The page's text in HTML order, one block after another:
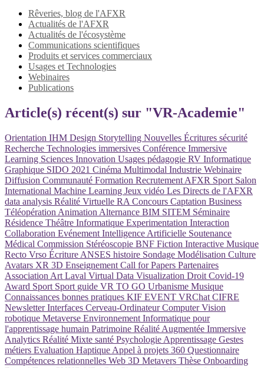
Rêveries, blog de l'AFXR
Actualités de l'AFXR
Actualités de l'écosystème
Communications scientifiques
Produits et services commerciaux
Usages et Technologies
Webinaires
Publications
Article(s) récent(s) sur "VR-Academie"
Orientation IHM Design Storytelling Nouvelles Écritures sécurité
Recherche Technologies immersives Conférence Immersive
Learning Sciences Innovation Usages pédagogie RV Informatique
Graphique SIDO 2021 Cinéma Multimodal Industrie Webinaire
Diffusion Communauté Formation Recrutement AFXR Sport Salon
International Machine Learning Jeux vidéo Les Directs de l'AFXR
data analysis Réalité Virtuelle RA Concours Captation Business
Téléopération Animation Alternance BIM SITEM Séminaire
Résidence Théâtre Informatique Experimentation Interaction
Collaboration Evénement Intelligence Artificielle Soutenance
Médical Commission Stéréoscopie BNF Fiction Interactive Musique
Recto Vrso Écriture ANSES histoire Sondage Modélisation Culture
Avatars XR 3D Enseignement Call for Papers Partenaires
Association Art Laval Virtual Data Visualization Droit Covid-19
Award Sport Sport guide VR TO GO Urbanisme Musique
Connaissances bonnes pratiques KIF EVENT VRChat CIFRE
NewsletterInterfaces Cerveau-OrdinateurComputer Vision
robotique Metaverse Environnement Informatique pour
l'apprentissage humain Patrimoine Réalité Augmentée Immersive
Analytics Réalité Mixte santé Psychologie Apprentissage Gestes
métiers Evaluation Haptique Appel à projets 360 Questionnaire
Compétences relationnelles Web 3D Metavers Thèse Onboarding